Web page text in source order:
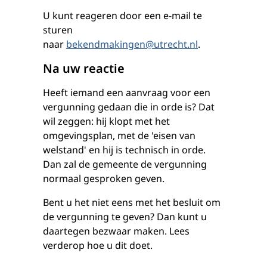
U kunt reageren door een e-mail te
sturen
naar bekendmakingen@utrecht.nl.
Na uw reactie
Heeft iemand een aanvraag voor een
vergunning gedaan die in orde is? Dat
wil zeggen: hij klopt met het
omgevingsplan, met de 'eisen van
welstand' en hij is technisch in orde.
Dan zal de gemeente de vergunning
normaal gesproken geven.
Bent u het niet eens met het besluit om
de vergunning te geven? Dan kunt u
daartegen bezwaar maken. Lees
verderop hoe u dit doet.